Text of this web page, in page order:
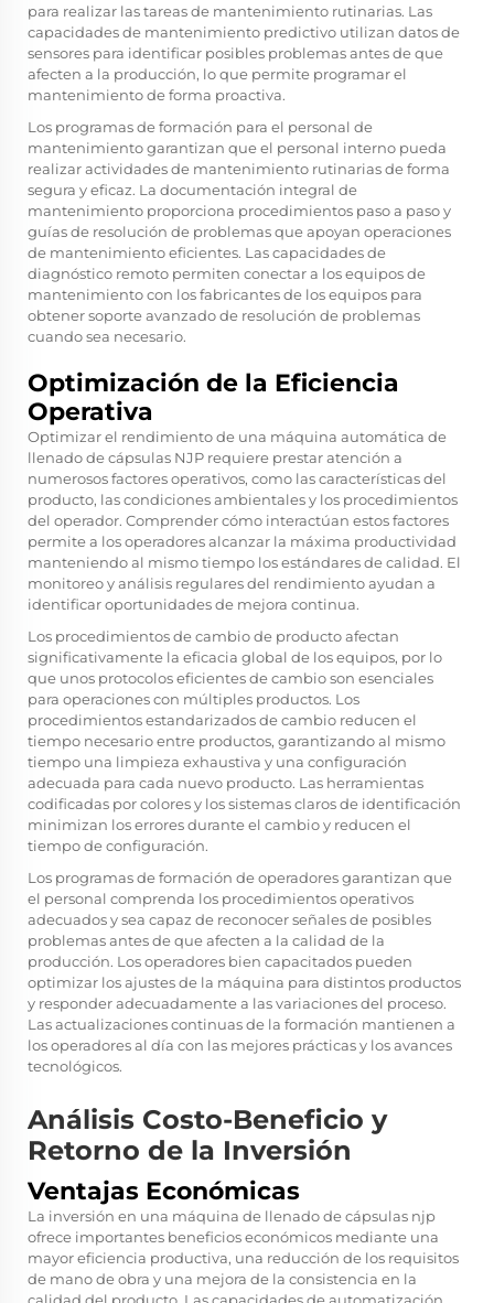
para realizar las tareas de mantenimiento rutinarias. Las
capacidades de mantenimiento predictivo utilizan datos de
sensores para identificar posibles problemas antes de que
afecten a la producción, lo que permite programar el
mantenimiento de forma proactiva.
Los programas de formación para el personal de
mantenimiento garantizan que el personal interno pueda
realizar actividades de mantenimiento rutinarias de forma
segura y eficaz. La documentación integral de
mantenimiento proporciona procedimientos paso a paso y
guías de resolución de problemas que apoyan operaciones
de mantenimiento eficientes. Las capacidades de
diagnóstico remoto permiten conectar a los equipos de
mantenimiento con los fabricantes de los equipos para
obtener soporte avanzado de resolución de problemas
cuando sea necesario.
Optimización de la Eficiencia
Operativa
Optimizar el rendimiento de una máquina automática de
llenado de cápsulas NJP requiere prestar atención a
numerosos factores operativos, como las características del
producto, las condiciones ambientales y los procedimientos
del operador. Comprender cómo interactúan estos factores
permite a los operadores alcanzar la máxima productividad
manteniendo al mismo tiempo los estándares de calidad. El
monitoreo y análisis regulares del rendimiento ayudan a
identificar oportunidades de mejora continua.
Los procedimientos de cambio de producto afectan
significativamente la eficacia global de los equipos, por lo
que unos protocolos eficientes de cambio son esenciales
para operaciones con múltiples productos. Los
procedimientos estandarizados de cambio reducen el
tiempo necesario entre productos, garantizando al mismo
tiempo una limpieza exhaustiva y una configuración
adecuada para cada nuevo producto. Las herramientas
codificadas por colores y los sistemas claros de identificación
minimizan los errores durante el cambio y reducen el
tiempo de configuración.
Los programas de formación de operadores garantizan que
el personal comprenda los procedimientos operativos
adecuados y sea capaz de reconocer señales de posibles
problemas antes de que afecten a la calidad de la
producción. Los operadores bien capacitados pueden
optimizar los ajustes de la máquina para distintos productos
y responder adecuadamente a las variaciones del proceso.
Las actualizaciones continuas de la formación mantienen a
los operadores al día con las mejores prácticas y los avances
tecnológicos.
Análisis Costo-Beneficio y
Retorno de la Inversión
Ventajas Económicas
La inversión en una máquina de llenado de cápsulas njp
ofrece importantes beneficios económicos mediante una
mayor eficiencia productiva, una reducción de los requisitos
de mano de obra y una mejora de la consistencia en la
calidad del producto. Las capacidades de automatización